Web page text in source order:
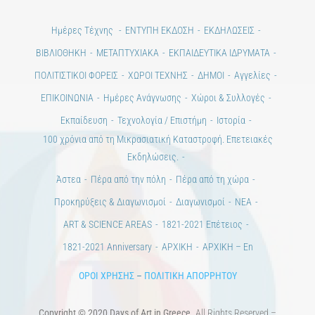
Ημέρες Τέχνης ΕΝΤΥΠΗ ΕΚΔΟΣΗ
ΕΚΔΗΛΩΣΕΙΣ
ΒΙΒΛΙΟΘΗΚΗ
ΜΕΤΑΠΤΥΧΙΑΚΑ
ΕΚΠΑΙΔΕΥΤΙΚΑ ΙΔΡΥΜΑΤΑ
ΠΟΛΙΤΙΣΤΙΚΟΙ ΦΟΡΕΙΣ
ΧΩΡΟΙ ΤΕΧΝΗΣ ΔΗΜΟΙ
Αγγελίες
ΕΠΙΚΟΙΝΩΝΙΑ
Ημέρες Ανάγνωσης
Χώροι & Συλλογές
Εκπαίδευση
Τεχνολογία / Επιστήμη
Ιστορία
100 χρόνια από τη Μικρασιατική Καταστροφή. Επετειακές
Εκδηλώσεις.
Άστεα
Πέρα από την πόλη
Πέρα από τη χώρα
Προκηρύξεις & Διαγωνισμοί
Διαγωνισμοί
ΝΕΑ
ART & SCIENCE AREAS
1821-2021 Επέτειος
1821-2021 Anniversary
ΑΡΧΙΚΗ ΑΡΧΙΚΗ – En
ΟΡΟΙ ΧΡΗΣΗΣ– ΠΟΛΙΤΙΚΗ ΑΠΟΡΡΗΤΟΥ